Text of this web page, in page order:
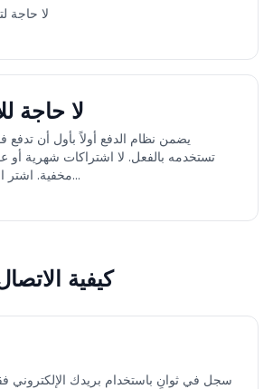
لا حاجة
لا حاجة
يضمن نظام الدفع أولاً بأول أن تدفع
تستخدمه بالفعل. لا اشتراكات شهرية أو
مخفية. اشتر الرصيد حسب...
كيفية
سجل في ثوانٍ باستخدام بريدك الإلكتروني